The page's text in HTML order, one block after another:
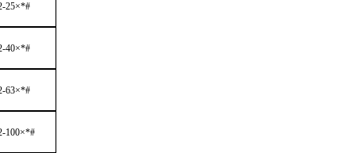
25×*#
40×*#
63×*#
100×*#